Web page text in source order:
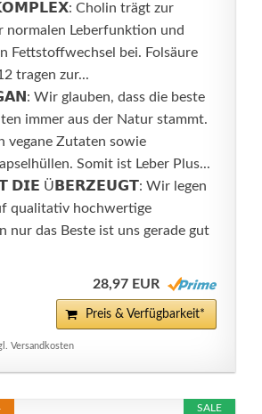
Cholin trägt zur
normalen Leberfunktion und
Fettstoffwechsel bei. Folsäure
tragen zur...
Wir glauben, dass die beste
immer aus der Natur stammt.
vegane Zutaten sowie
Somit ist Leber Plus...
𝗗𝗜𝗘 Ü𝗕𝗘𝗥𝗭𝗘𝗨𝗚𝗧: Wir legen
qualitativ hochwertige
nur das Beste ist uns gerade gut
28,97 EUR
Preis & Verfügbarkeit*
Versandkosten
SALE